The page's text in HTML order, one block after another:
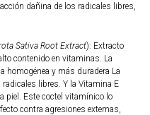
dañina de los radicales libres,
Sativa Root Extract): Extracto
contenido en vitaminas. La
homogénea y más duradera La
libres. Y la Vitamina E
piel. Este coctel vitamínico lo
contra agresiones externas,